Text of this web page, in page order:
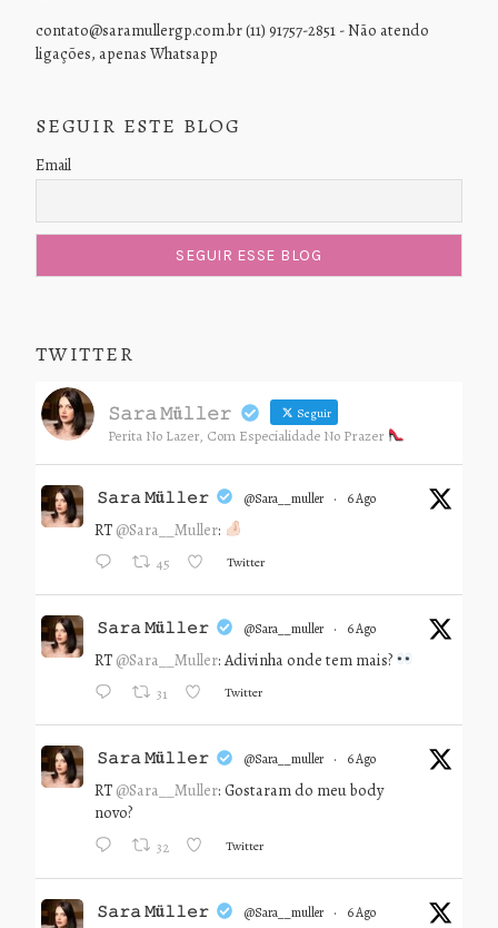
contato@saramullergp.com.br (11) 91757-2851 - Não atendo
ligações, apenas Whatsapp
SEGUIR ESTE BLOG
Email
TWITTER
𝚂𝚊𝚛𝚊 𝙼ü𝚕𝚕𝚎𝚛 Seguir
Perita No Lazer, Com Especialidade No Prazer
𝚂𝚊𝚛𝚊 𝙼ü𝚕𝚕𝚎𝚛 @sara__muller · 6 Ago
RT @Sara__Muller:
45 Twitter
𝚂𝚊𝚛𝚊 𝙼ü𝚕𝚕𝚎𝚛 @sara__muller · 6 Ago
RT @Sara__Muller: Adivinha onde tem mais?
31 Twitter
𝚂𝚊𝚛𝚊 𝙼ü𝚕𝚕𝚎𝚛 @sara__muller · 6 Ago
RT @Sara__Muller: Gostaram do meu body
novo?
32 Twitter
𝚂𝚊𝚛𝚊 𝙼ü𝚕𝚕𝚎𝚛 @sara__muller · 6 Ago